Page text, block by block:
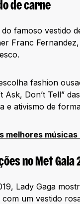
de carne
famoso vestido
Franc
fashion
Ask, Don’t Tell”
e ativismo de
melhores
no Met Gala
Lady Gaga
um vestido